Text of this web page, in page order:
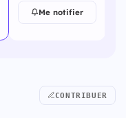
février 2027
Me notifier
CONTRIBUER